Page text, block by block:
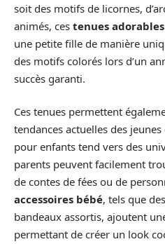
soit des motifs de licornes,
animés, ces tenues adorables
une petite fille de manière
des motifs colorés lors d’un
succès garanti.
Ces tenues permettent
tendances actuelles des
pour enfants tend vers des
parents peuvent facilement
de contes de fées ou de
accessoires bébé, tels que
bandeaux assortis, ajoutent
permettant de créer un look